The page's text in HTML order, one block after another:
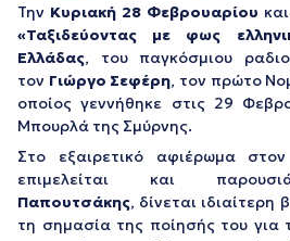
Την Κυριακή 28 Φεβρουαρίου
«Ταξιδεύοντας με φως
Ελλάδας, του παγκόσμιου
τον Γιώργο Σεφέρη, τον πρώτο
οποίος γεννήθηκε στις 29
Μπουρλά της Σμύρνης.
Στο εξαιρετικό αφιέρωμα
επιμελείται και
Παπουτσάκης, δίνεται
τη σημασία της ποίησής του για